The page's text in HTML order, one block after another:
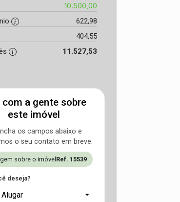
10.500,00
622,98
404,55
11.527,53
com a gente sobre
este imóvel
os campos abaixo e
o seu contato em breve.
sobre o imóvel Ref. 15539
deseja?